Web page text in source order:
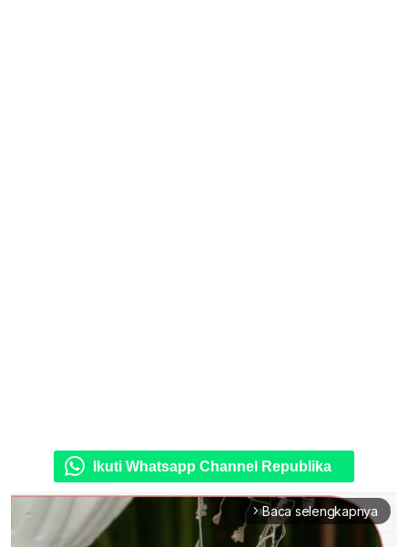
Ikuti Whatsapp Channel Republika
arrow_forward_ios Baca selengkapnya